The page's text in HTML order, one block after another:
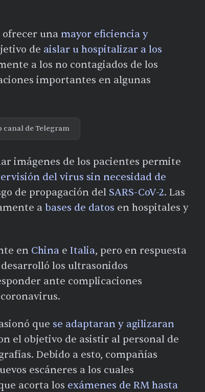
una mayor eficiencia y
de aislar u hospitalizar a los
a los no contagiados de los
importantes en algunas
canal de Telegram
imágenes de los pacientes permite
del virus sin necesidad de
de propagación del SARS-CoV-2. Las
a bases de datos en hospitales y
en China e Italia, pero en respuesta
desarrolló los ultrasonidos
ante complicaciones
que se adaptaran y agilizaran
el objetivo de asistir al personal de
Debido a esto, compañías
escáneres a los cuales
acorta los exámenes de RM hasta